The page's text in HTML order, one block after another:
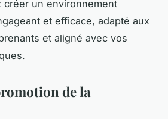
créer un environnement
et efficace, adapté aux
et aligné avec vos
de la